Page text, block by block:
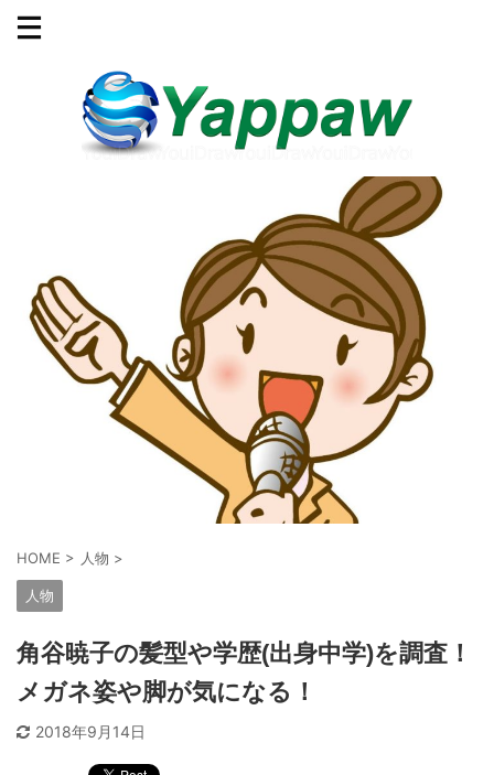
HOME > 人物 >
人物
角谷暁子の髪型や学歴(出身中学)を調査！
メガネ姿や脚が気になる！
2018年9月14日